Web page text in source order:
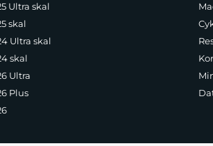
Ultra skal
skal
Ultra skal
skal
Ultra
Plus